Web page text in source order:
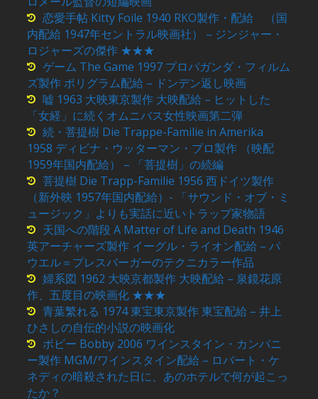
恋愛手帖 Kitty Foile 1940 RKO製作・配給 （国
内配給 1947年セントラル映画社） – ジンジャー・
ロジャーズの傑作 ★★★
ゲーム The Game 1997 プロパガンダ・フィルム
ズ製作 ポリグラム配給 – ドンデン返し映画
嘘 1963 大映東京製作 大映配給 – ヒットした
「女経」に続くオムニバス女性映画第二弾
続・菩提樹 Die Trappe-Familie in Amerika
1958 ディビナ・ウッターマン・プロ製作 （映配
1959年国内配給） – 「菩提樹」の続編
菩提樹 Die Trapp-Familie 1956 西ドイツ製作
（新外映 1957年国内配給）- 「サウンド・オブ・ミ
ュージック」よりも実話に近いトラップ家物語
天国への階段 A Matter of Life and Death 1946
英アーチャーズ製作 イーグル・ライオン配給 – パ
ウエル＝プレスバーガーのテクニカラー作品
婦系図 1962 大映京都製作 大映配給 – 泉鏡花原
作、五度目の映画化 ★★★
青葉繁れる 1974 東宝東京製作 東宝配給 – 井上
ひさしの自伝的小説の映画化
ボビー Bobby 2006 ワインスタイン・カンパニ
ー製作 MGM/ワインスタイン配給 – ロバート・ケ
ネディの暗殺された日に、あのホテルで何が起こっ
たか？